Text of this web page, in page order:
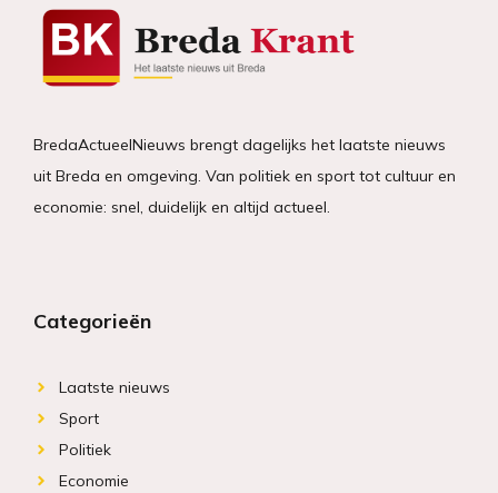
BredaActueelNieuws brengt dagelijks het laatste nieuws
uit Breda en omgeving. Van politiek en sport tot cultuur en
economie: snel, duidelijk en altijd actueel.
Categorieën
Laatste nieuws
Sport
Politiek
Economie